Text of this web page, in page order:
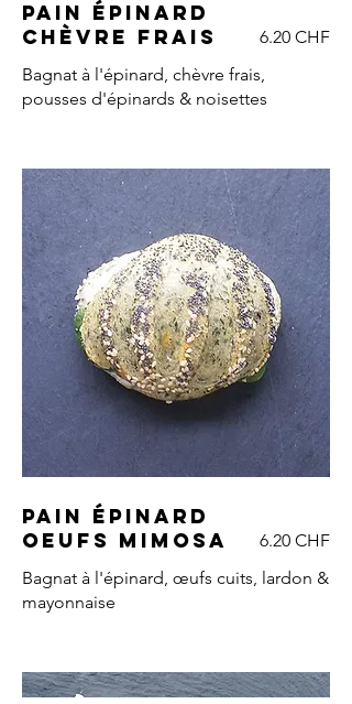
Pain épinard
chèvre frais
Bagnat à l'épinard, chèvre frais,
pousses d'épinards & noisettes
6.20 CHF
Pain épinard
oeufs mimosa
Bagnat à l'épinard, œufs cuits, lardon &
mayonnaise
6.20 CHF